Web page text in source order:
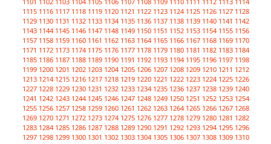
1115 1116 1117 1118 1119 1120 1121 1122 1123 1124 1125 1126 1127 1128
1129 1130 1131 1132 1133 1134 1135 1136 1137 1138 1139 1140 1141 1142
1143 1144 1145 1146 1147 1148 1149 1150 1151 1152 1153 1154 1155 1156
1157 1158 1159 1160 1161 1162 1163 1164 1165 1166 1167 1168 1169 1170
1171 1172 1173 1174 1175 1176 1177 1178 1179 1180 1181 1182 1183 1184
1185 1186 1187 1188 1189 1190 1191 1192 1193 1194 1195 1196 1197 1198
1199 1200 1201 1202 1203 1204 1205 1206 1207 1208 1209 1210 1211 1212
1213 1214 1215 1216 1217 1218 1219 1220 1221 1222 1223 1224 1225 1226
1227 1228 1229 1230 1231 1232 1233 1234 1235 1236 1237 1238 1239 1240
1241 1242 1243 1244 1245 1246 1247 1248 1249 1250 1251 1252 1253 1254
1255 1256 1257 1258 1259 1260 1261 1262 1263 1264 1265 1266 1267 1268
1269 1270 1271 1272 1273 1274 1275 1276 1277 1278 1279 1280 1281 1282
1283 1284 1285 1286 1287 1288 1289 1290 1291 1292 1293 1294 1295 1296
1297 1298 1299 1300 1301 1302 1303 1304 1305 1306 1307 1308 1309 1310